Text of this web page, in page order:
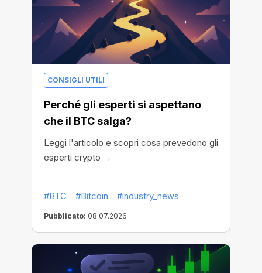
CONSIGLI UTILI
Perché gli esperti si aspettano
che il BTC salga?
Leggi l'articolo e scopri cosa prevedono gli
esperti crypto →
#BTC #Bitcoin #industry_news
Pubblicato: 08.07.2026